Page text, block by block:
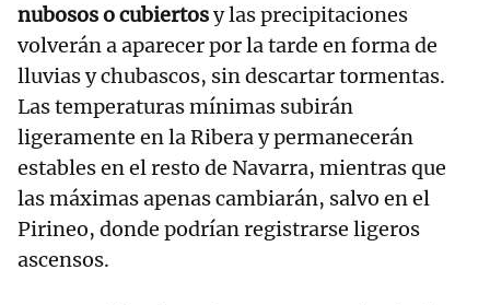
nubosos o cubiertosy las precipitaciones
volverán a aparecer por la tarde en forma de
lluvias y chubascos, sin descartar tormentas.
Las temperaturas mínimas subirán
ligeramente en la Ribera y permanecerán
estables en el resto de Navarra, mientras que
las máximas apenas cambiarán, salvo en el
Pirineo, donde podrían registrarse ligeros
ascensos.